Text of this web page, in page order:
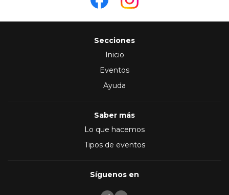
Secciones
Inicio
Eventos
Ayuda
Saber más
Lo que hacemos
Tipos de eventos
Síguenos en